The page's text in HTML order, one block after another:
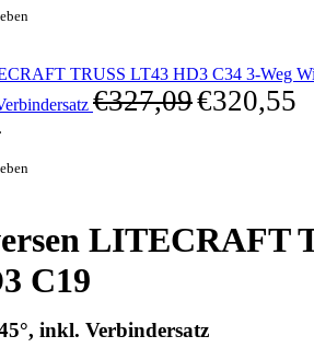
TRUSS LT43 HD3 C34 3-Weg
€327,09€320,55
LITECRAFT
C19
inkl. Verbindersatz